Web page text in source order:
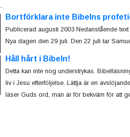
Bortförklara inte Bibelns
Publicerad augusti 2003 Nedanstående
Nya dagen den 29 juli. Den 22 juli tar
Håll hårt i Bibeln!
Detta kan inte nog understrykas.
liv i Jesu efterföljelse. Lättja är en
läser Guds ord, man är för bekväm för att